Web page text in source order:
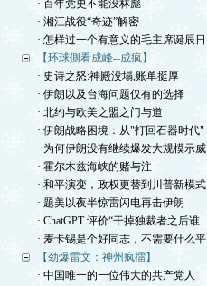
· 百年党史不能没林彪
· 湘江战役“奇迹”解密
· 怎样过一个有意义的毛主席诞辰日
【环球側看成峰--成疯】
· 史诗之怒:神殿没塌,账单挺厚
· 伊朗以及台海问题仅有的选择
· 北约与欧美之盟之门与道
· 伊朗战略困境：从"打回石器时代"
· 为何伊朗没有继续爆发大规模示威
· 霍尔木兹海峡的赌与注
· 和平演变，政权更替到川普新模式
· 题美以夜半惊雷闪电再击伊朗
· ChatGPT 评价“干掉独裁者之后谁
· 麦卡锡是个好同志，不需要什么平
【劲爆雷文：神州疯擂】
· 中国唯一的一位伟大的共产党人